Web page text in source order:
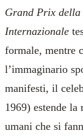
Grand Prix
Internazionale
formale, mentre
l’immaginario
manifesti, il
1969) estende
umani che si